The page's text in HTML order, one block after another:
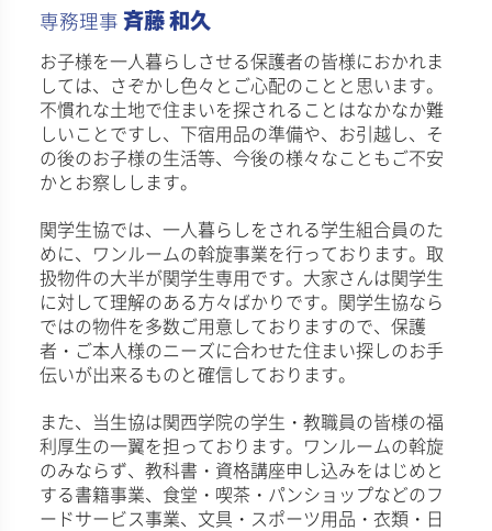
専務理事斉藤 和久
お子様を一人暮らしさせる保護者の皆様におかれま
しては、さぞかし色々とご心配のことと思います。
不慣れな土地で住まいを探されることはなかなか難
しいことですし、下宿用品の準備や、お引越し、そ
の後のお子様の生活等、今後の様々なこともご不安
かとお察しします。
関学生協では、一人暮らしをされる学生組合員のた
めに、ワンルームの斡旋事業を行っております。取
扱物件の大半が関学生専用です。大家さんは関学生
に対して理解のある方々ばかりです。関学生協なら
ではの物件を多数ご用意しておりますので、保護
者・ご本人様のニーズに合わせた住まい探しのお手
伝いが出来るものと確信しております。
また、当生協は関西学院の学生・教職員の皆様の福
利厚生の一翼を担っております。ワンルームの斡旋
のみならず、教科書・資格講座申し込みをはじめと
する書籍事業、食堂・喫茶・パンショップなどのフ
ードサービス事業、文具・スポーツ用品・衣類・日